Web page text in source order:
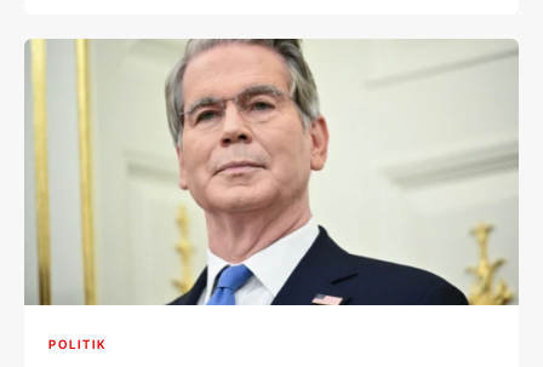
POLITIK